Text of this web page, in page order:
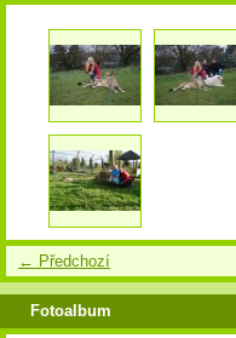
← Předchozí
Fotoalbum